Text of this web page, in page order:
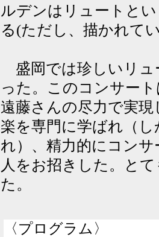
ルデンはリュートと
る(ただし、描かれて
盛岡では珍しいリュ
った。このコンサー
遠藤さんの尽力で実
楽を専門に学ばれ（
れ）、精力的にコン
人をお招きした。と
た。
〈プログラム〉